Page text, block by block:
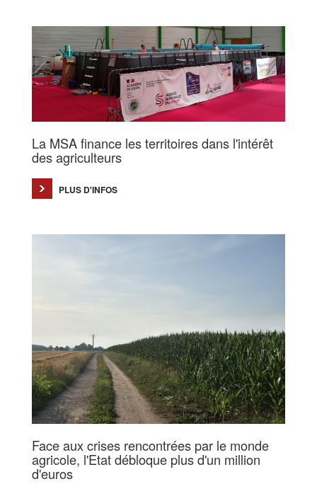
La MSA finance les territoires dans l'intérêt
des agriculteurs
PLUS D'INFOS
Face aux crises rencontrées par le monde
agricole, l'Etat débloque plus d'un million
d'euros